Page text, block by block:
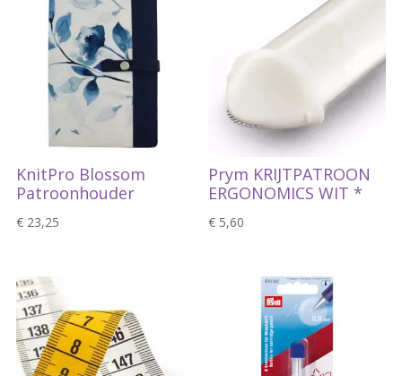
KnitPro Blossom
Patroonhouder
€23,25
Prym KRIJTPATROON
ERGONOMICS WIT *
€ 5,60